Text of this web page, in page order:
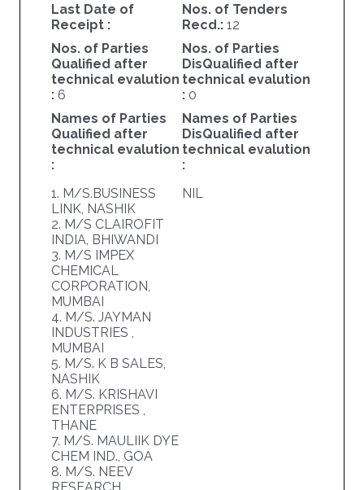
Last Date of
Receipt :
Nos. of Tenders
Recd.: 12
Nos. of Parties
Qualified after
technical evalution
: 6
Nos. of Parties
DisQualified after
technical evalution
: 0
Names of Parties
Qualified after
technical evalution
:
1. M/S.BUSINESS
LINK, NASHIK
2. M/S CLAIROFIT
INDIA, BHIWANDI
3. M/S IMPEX
CHEMICAL
CORPORATION,
MUMBAI
4. M/S. JAYMAN
INDUSTRIES ,
MUMBAI
5. M/S. K B SALES,
NASHIK
6. M/S. KRISHAVI
ENTERPRISES ,
THANE
7. M/S. MAULIIK DYE
CHEM IND., GOA
8. M/S. NEEV
Names of Parties
DisQualified after
technical evalution
:
NIL